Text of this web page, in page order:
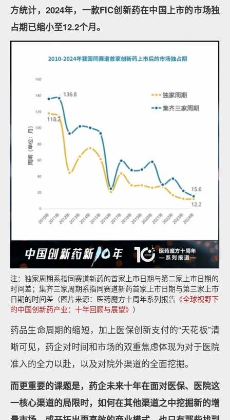
方统计，2024年，一款FIC创新药在中国上市的市场独
占期已缩小至12.2个月。
注：独家周期系指同赛道新药的首家上市日期与第二家上市日期的
时间差；集齐三家周期系指同赛道新药首家上市日期与第三家上市
日期的时间差（图片来源：医药魔方十周年系列报告 《全球视野下
的中国创新药产业：十年回顾与展望》 ）
药品生命周期的缩短，加上医保创新支付的“天花板”清
晰可见，药企对时间和市场的双重焦虑体现为对于医院
准入的全力以赴，以及对院外渠道的全面挖掘。
而更重要的课题是，药企未来十年在面对医保、医院这
一核心渠道的局限时，如何在其他渠道之中挖掘新的增